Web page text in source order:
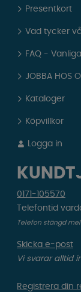
Presentkort
Vad tycker
FAQ -
JOBBA HOS
Kataloger
Köpvillkor
Logga in
0171-105570
Telefontid
Telefon stängd
Skicka e-post
Vi svarar alltid
Registrera din